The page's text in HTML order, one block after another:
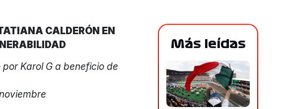
CALDERÓN EN
Karol G a beneficio de
Más leídas